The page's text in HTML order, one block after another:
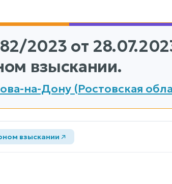
2023 от
взыскании.
на-Дону (Ростовская
взыскании